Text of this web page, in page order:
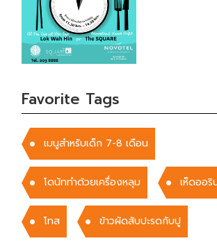
Favorite Tags
เมนูสำหรับเด็ก 7-8 เดือน
โดนัททำด้วยเครื่องหลุม เห็ดออริ
โทส ข้าวผัดสับปะรดกับปู